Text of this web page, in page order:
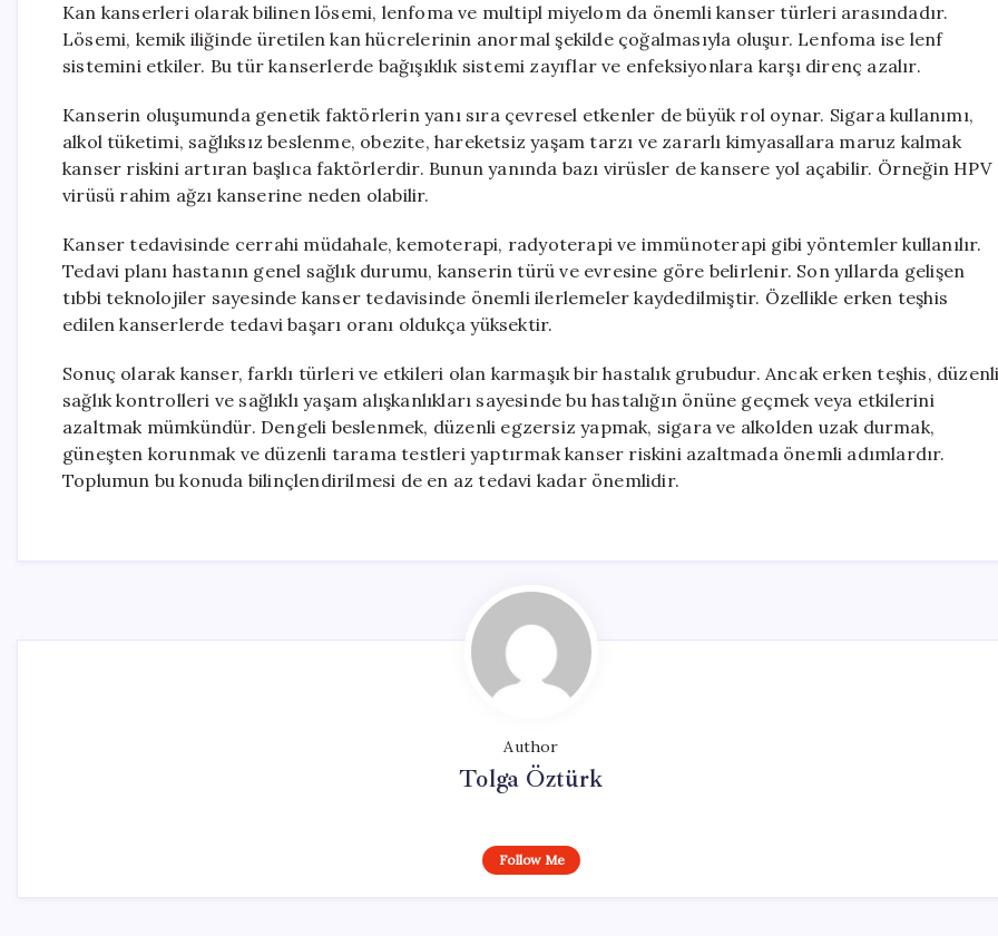
Kan kanserleri olarak bilinen lösemi, lenfoma ve multipl miyelom da önemli kanser türleri arasındadır.
Lösemi, kemik iliğinde üretilen kan hücrelerinin anormal şekilde çoğalmasıyla oluşur. Lenfoma ise lenf
sistemini etkiler. Bu tür kanserlerde bağışıklık sistemi zayıflar ve enfeksiyonlara karşı direnç azalır.
Kanserin oluşumunda genetik faktörlerin yanı sıra çevresel etkenler de büyük rol oynar. Sigara kullanımı,
alkol tüketimi, sağlıksız beslenme, obezite, hareketsiz yaşam tarzı ve zararlı kimyasallara maruz kalmak
kanser riskini artıran başlıca faktörlerdir. Bunun yanında bazı virüsler de kansere yol açabilir. Örneğin HPV
virüsü rahim ağzı kanserine neden olabilir.
Kanser tedavisinde cerrahi müdahale, kemoterapi, radyoterapi ve immünoterapi gibi yöntemler kullanılır.
Tedavi planı hastanın genel sağlık durumu, kanserin türü ve evresine göre belirlenir. Son yıllarda gelişen
tıbbi teknolojiler sayesinde kanser tedavisinde önemli ilerlemeler kaydedilmiştir. Özellikle erken teşhis
edilen kanserlerde tedavi başarı oranı oldukça yüksektir.
Sonuç olarak kanser, farklı türleri ve etkileri olan karmaşık bir hastalık grubudur. Ancak erken teşhis,
sağlık kontrolleri ve sağlıklı yaşam alışkanlıkları sayesinde bu hastalığın önüne geçmek veya etkilerini
azaltmak mümkündür. Dengeli beslenmek, düzenli egzersiz yapmak, sigara ve alkolden uzak durmak,
güneşten korunmak ve düzenli tarama testleri yaptırmak kanser riskini azaltmada önemli adımlardır.
Toplumun bu konuda bilinçlendirilmesi de en az tedavi kadar önemlidir.
Author
Tolga Öztürk
Follow Me